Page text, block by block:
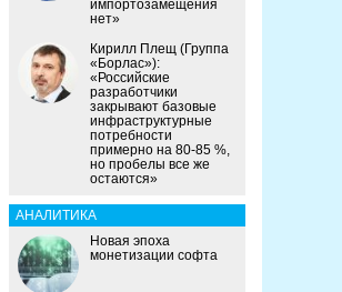
импортозамещения
нет»
Кирилл Плещ (Группа
«Борлас»):
«Российские
разработчики
закрывают базовые
инфраструктурные
потребности
примерно на 80-85 %,
но пробелы все же
остаются»
АНАЛИТИКА
Новая эпоха
монетизации софта